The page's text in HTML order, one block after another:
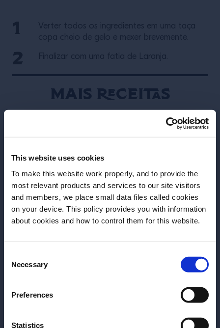
This website uses cookies
To make this website work properly, and to provide the
most relevant products and services to our site visitors
and members, we place small data files called cookies
on your device. This policy provides you with information
about cookies and how to control them for this website.
Selection
Necessary
Preferences
Statistics
Antes de começar, precisamos saber sua
Verter todos os ingredientes em uma taça
copa cheio de gelo e mexer brevemente.
Finalizar com uma fatia de Laranja.
Mais receitas
RECEITA RECEITA
Receita do
aprenda a fazer